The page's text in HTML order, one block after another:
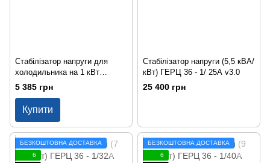
Стабілізатор напруги для
холодильника на 1 кВт
АСН-1000
5 385 грн
Купити
Стабілізатор напруги (5,5 кВА/
кВт) ГЕРЦ 36 - 1/ 25А v3.0
25 400 грн
БЕЗКОШТОВНА ДОСТАВКА
6
БЕЗКОШТОВНА ДОСТАВКА
6